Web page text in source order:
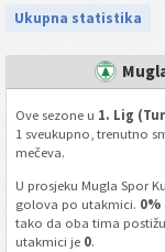
Ukupna statistika
Ove sezone u 1. Lig
1 sveukupno, trenutno
mečeva.
U prosjeku Mugla Spor
golova po utakmici. 0%
tako da oba tima
utakmici je 0.